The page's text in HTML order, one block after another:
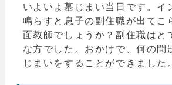
いよいよ墓じまい当日です。イ
鳴らすと息子の副住職が出てこ
面教師でしょうか？副住職はと
な方でした。おかけで、何の問
じまいをすることができました